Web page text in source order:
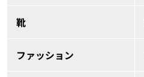
靴
ファッション